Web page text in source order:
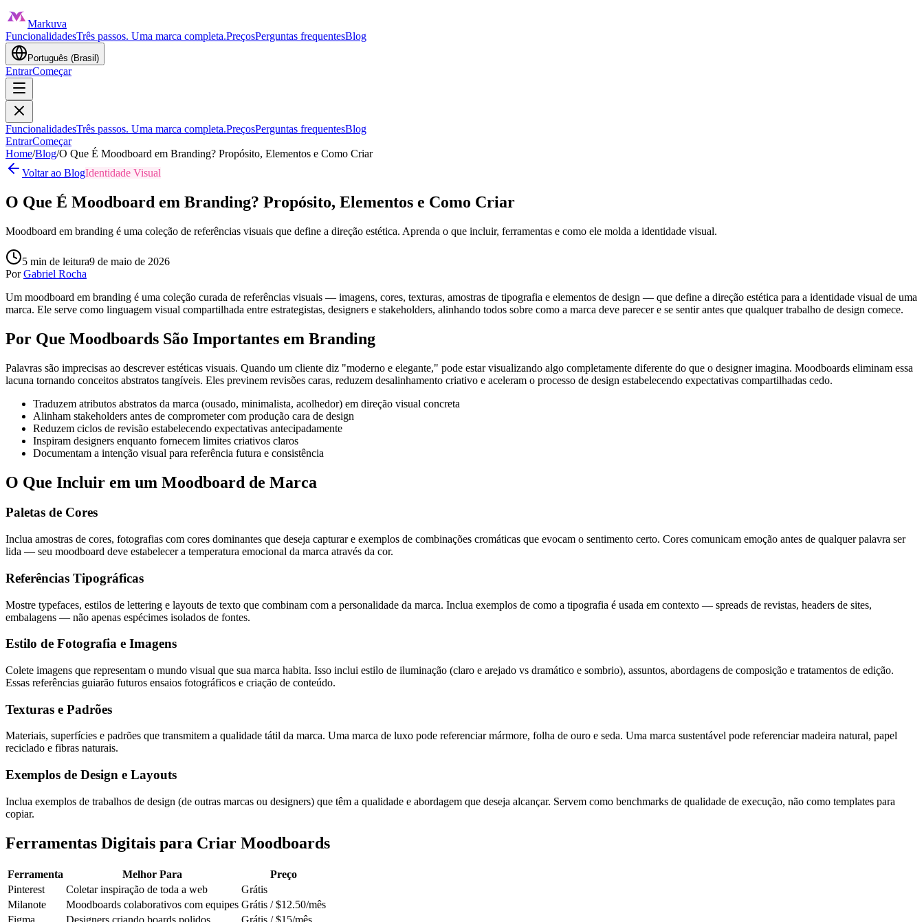
Markuva
FuncionalidadesTrês passos. Uma marca completa.PreçosPerguntas frequentesBlog
Português (Brasil)
EntrarComeçar
FuncionalidadesTrês passos. Uma marca completa.PreçosPerguntas frequentesBlog
EntrarComeçar
Home/Blog/O Que É Moodboard em Branding? Propósito, Elementos e Como Criar
Voltar ao BlogIdentidade Visual
O Que É Moodboard em Branding? Propósito, Elementos e Como Criar
Moodboard em branding é uma coleção de referências visuais que define a direção estética. Aprenda o que incluir, ferramentas e como ele molda a identidade visual.
5 min de leitura9 de maio de 2026
Por Gabriel Rocha
Um moodboard em branding é uma coleção curada de referências visuais — imagens, cores, texturas, amostras de tipografia e elementos de design — que define a direção estética para a identidade visual de uma
marca. Ele serve como linguagem visual compartilhada entre estrategistas, designers e stakeholders, alinhando todos sobre como a marca deve parecer e se sentir antes que qualquer trabalho de design comece.
Por Que Moodboards São Importantes em Branding
Palavras são imprecisas ao descrever estéticas visuais. Quando um cliente diz "moderno e elegante," pode estar visualizando algo completamente diferente do que o designer imagina. Moodboards eliminam essa
lacuna tornando conceitos abstratos tangíveis. Eles previnem revisões caras, reduzem desalinhamento criativo e aceleram o processo de design estabelecendo expectativas compartilhadas cedo.
Traduzem atributos abstratos da marca (ousado, minimalista, acolhedor) em direção visual concreta
Alinham stakeholders antes de comprometer com produção cara de design
Reduzem ciclos de revisão estabelecendo expectativas antecipadamente
Inspiram designers enquanto fornecem limites criativos claros
Documentam a intenção visual para referência futura e consistência
O Que Incluir em um Moodboard de Marca
Paletas de Cores
Inclua amostras de cores, fotografias com cores dominantes que deseja capturar e exemplos de combinações cromáticas que evocam o sentimento certo. Cores comunicam emoção antes de qualquer palavra ser
lida — seu moodboard deve estabelecer a temperatura emocional da marca através da cor.
Referências Tipográficas
Mostre typefaces, estilos de lettering e layouts de texto que combinam com a personalidade da marca. Inclua exemplos de como a tipografia é usada em contexto — spreads de revistas, headers de sites,
embalagens — não apenas espécimes isolados de fontes.
Estilo de Fotografia e Imagens
Colete imagens que representam o mundo visual que sua marca habita. Isso inclui estilo de iluminação (claro e arejado vs dramático e sombrio), assuntos, abordagens de composição e tratamentos de edição.
Essas referências guiarão futuros ensaios fotográficos e criação de conteúdo.
Texturas e Padrões
Materiais, superfícies e padrões que transmitem a qualidade tátil da marca. Uma marca de luxo pode referenciar mármore, folha de ouro e seda. Uma marca sustentável pode referenciar madeira natural, papel
reciclado e fibras naturais.
Exemplos de Design e Layouts
Inclua exemplos de trabalhos de design (de outras marcas ou designers) que têm a qualidade e abordagem que deseja alcançar. Servem como benchmarks de qualidade de execução, não como templates para
copiar.
Ferramentas Digitais para Criar Moodboards
Ferramenta Melhor Para
Preço
Pinterest
Coletar inspiração de toda a web
Grátis
Milanote
Moodboards colaborativos com equipes Grátis / $12.50/mês
Figma
Designers criando boards polidos
Grátis / $15/mês